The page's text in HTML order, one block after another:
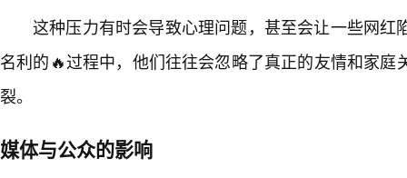
这种压力有时会导致心理问题，甚至会让一些网红
名利的🔥过程中，他们往往会忽略了真正的友情和家庭
裂。
媒体与公众的影响